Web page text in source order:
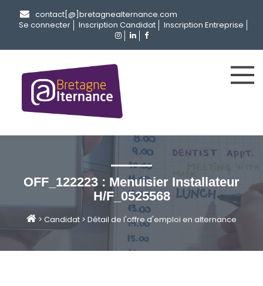
contact[@]bretagnealternance.com
Se connecter
Inscription Candidat Inscription Entreprise
OFF_122223 : Menuisier Installateur
H/F_0525568
> Candidat > Détail de l'offre d'emploi en alternance